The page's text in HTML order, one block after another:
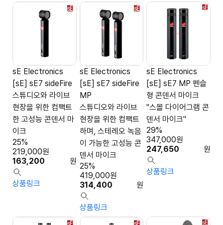
sE Electronics
[sE] sE7 sideFire
스튜디오와 라이브
현장을 위한 컴팩트
한 고성능 콘덴서 마
이크
163,200 원
219,000원
25%
상품링크
sE Electronics
[sE] sE7 sideFire
MP
스튜디오와 라이브
현장을 위한 컴팩트
하며, 스테레오 녹음
이 가능한 고성능 콘
덴서 마이크
314,400 원
419,000원
25%
상품링크
sE Electronics
[sE] sE7 MP 펜슬
형 콘덴서 마이크
"스몰 다이어그램 콘
덴서 마이크"
247,650 원
347,000원
29%
상품링크